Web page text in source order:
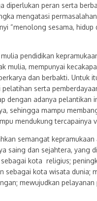
diperlukan peran serta
mengatasi
“menolong sesama,
pendidikan
mulia, mempunyai
dan berbakti. Untuk
serta
dengan adanya pelantikan
sehingga mampu
mendukung tercapainya
semangat kepramukaan
saing dan sejahtera, yang
kota religius;
sebagai kota wisata dunia;
mewujudkan